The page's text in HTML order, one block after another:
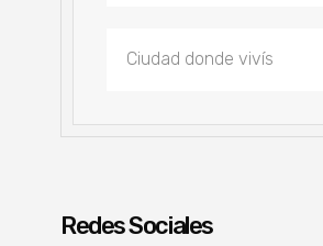
Redes Sociales